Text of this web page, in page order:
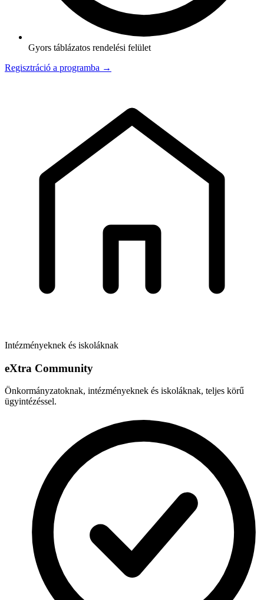
Gyors táblázatos rendelési felület
Regisztráció a programba →
Intézményeknek és iskoláknak
eXtra Community
Önkormányzatoknak, intézményeknek és iskoláknak, teljes körű
ügyintézéssel.